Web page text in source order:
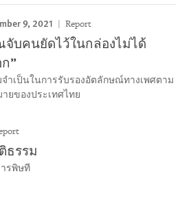
9, 2021 Report
บคนยัดไว้ในกล่องไม่ได้
”
ำเป็นในการรับรองอัตลักษณ์ทางเพศตาม
ยของประเทศไทย
ธรรม
รพิษที